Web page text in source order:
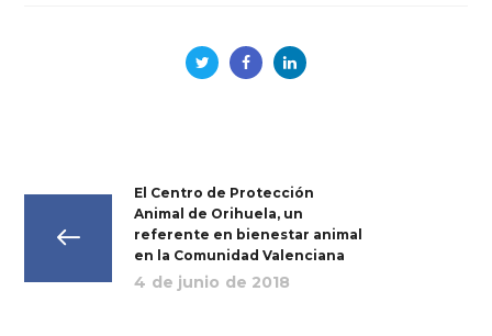
El Centro de Protección
Animal de Orihuela, un
referente en bienestar animal
en la Comunidad Valenciana
4 de junio de 2018